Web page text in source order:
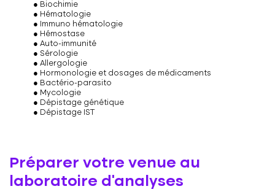
Biochimie
Hématologie
Immuno hématologie
Hémostase
Auto-immunité
Sérologie
Allergologie
Hormonologie et dosages de médicaments
Bactério-parasito
Mycologie
Dépistage génétique
Dépistage IST
Préparer votre venue au
laboratoire d’analyses